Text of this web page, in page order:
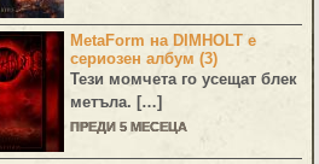
MetaForm на DIMHOLT е
сериозен албум (3)
Тези момчета го усещат блек
метъла. […]
ПРЕДИ 5 МЕСЕЦА